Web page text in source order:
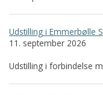
Udstilling i Emmerbølle
11. september 2026
Udstilling i forbindelse